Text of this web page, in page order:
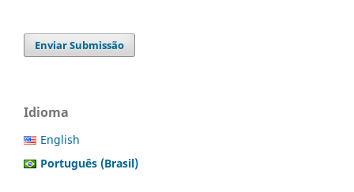
Enviar Submissão
Idioma
English
Português (Brasil)